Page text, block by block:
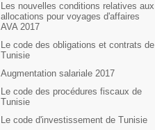
Les nouvelles conditions relatives aux
allocations pour voyages d'affaires
AVA 2017
Le code des obligations et contrats de
Tunisie
Augmentation salariale 2017
Le code des procédures fiscaux de
Tunisie
Le code d'investissement de Tunisie